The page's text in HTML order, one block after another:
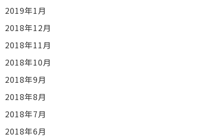
2019年1月
2018年12月
2018年11月
2018年10月
2018年9月
2018年8月
2018年7月
2018年6月